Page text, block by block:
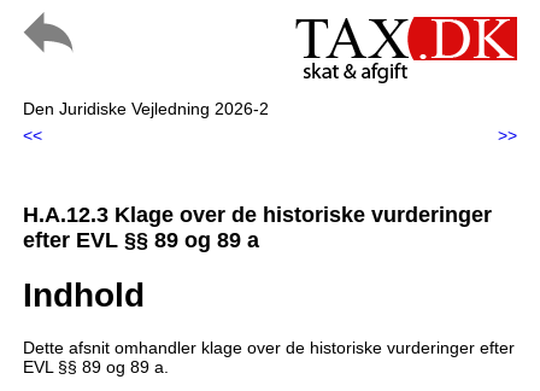
Den Juridiske Vejledning 2026-2
<<
>>
H.A.12.3 Klage over de historiske vurderinger
efter EVL §§ 89 og 89 a
Indhold
Dette afsnit omhandler klage over de historiske vurderinger efter
EVL §§ 89 og 89 a.